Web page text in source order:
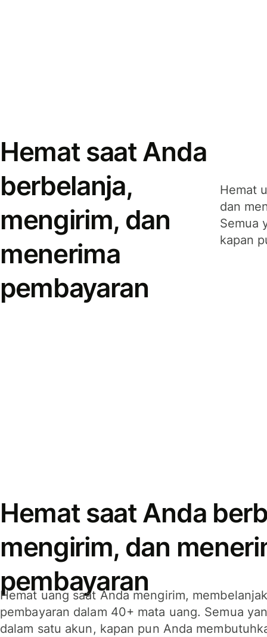
Hemat saat Anda
berbelanja,
mengirim, dan
menerima
pembayaran
Hemat
dan
Semua
kapan
Hemat saat Anda
mengirim, dan
pembayaran
Hemat uang saat Anda mengirim,
pembayaran dalam 40+ mata uang. Semua
dalam satu akun, kapan pun Anda